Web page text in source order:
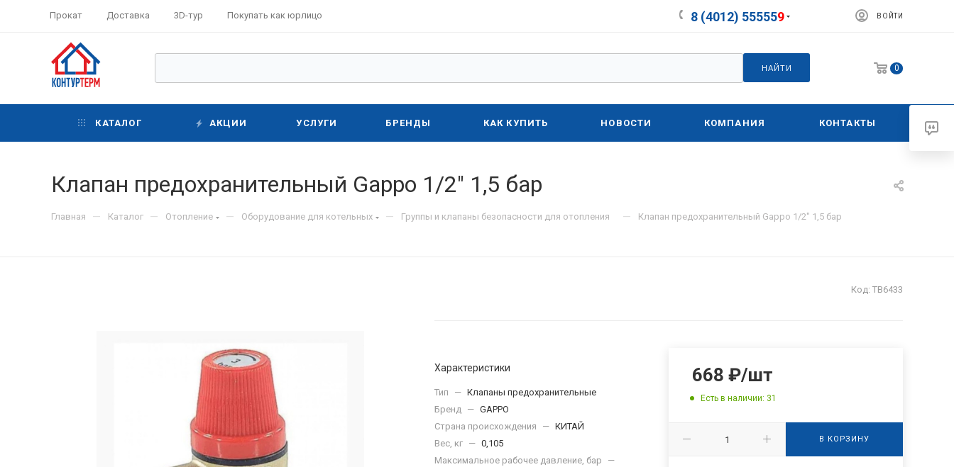
Прокат Доставка 3D-тур Покупать как юрлицо 8 (4012) 555559 ВОЙТИ
НАЙТИ 0
КАТАЛОГ АКЦИИ УСЛУГИ БРЕНДЫ КАК КУПИТЬ НОВОСТИ КОМПАНИЯ КОНТАКТЫ
Клапан предохранительный Gappo 1/2" 1,5 бар
Главная — Каталог — Отопление — Оборудование для котельных — Группы и клапаны безопасности для отопления — Клапан предохранительный Gappo 1/2" 1,5 бар
Код: ТВ6433
Характеристики
Тип — Клапаны предохранительные
Бренд — GAPPO
Страна происхождения
— КИТАЙ
Вес, кг — 0,105
Максимальное рабочее давление, бар
—
668 ₽/шт
Есть в наличии: 31
В КОРЗИНУ